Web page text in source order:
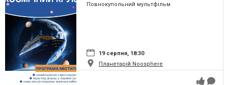
Повнокупольний мультфільм
19 серпня, 18:30
Планетарій Noosphere